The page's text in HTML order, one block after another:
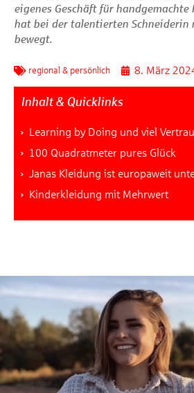
eigenes Geschäft für handgemachte
hat bei der talentierten Schneiderin
bewegt.
regional & persönlich 8. März
Inhalt & Quicklinks
Learning by Doing und viel
100 Quadratmeter pures Glück
Janas Kleidung ist europaweit
Kinderkleidung mit Mehrwert